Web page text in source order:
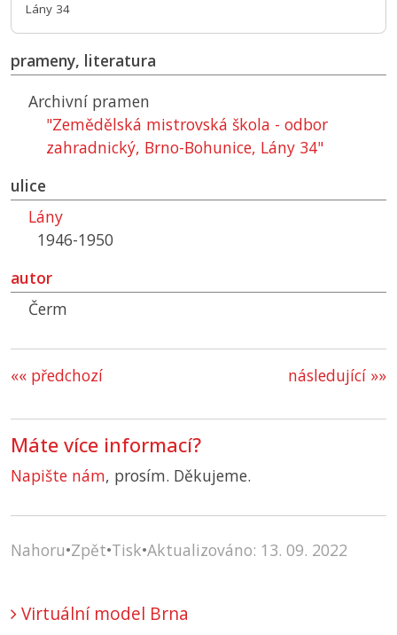
Lány 34
prameny, literatura
Archivní pramen
"Zemědělská mistrovská škola - odbor
zahradnický, Brno-Bohunice, Lány 34"
ulice
Lány
1946-1950
autor
Čerm
následující »»
«« předchozí
Máte více informací?
Napište nám, prosím. Děkujeme.
Nahoru•Zpět•Tisk•Aktualizováno: 13. 09. 2022
Virtuální model Brna